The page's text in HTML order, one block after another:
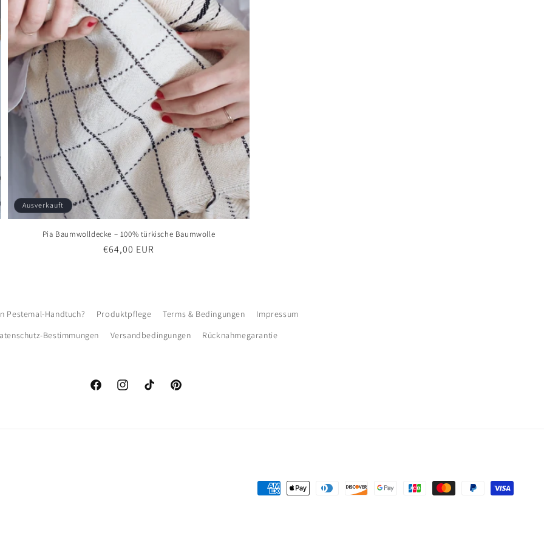
Ausverkauft
Pia Baumwolldecke – 100% türkische Baumwolle
Normaler
€64,00 EUR
Pestemal-Handtuch? Produktpflege Terms & Bedingungen
Impressum
Bestimmungen
Versandbedingungen Rücknahmegarantie
FacebookInstagramTikTok Pinterest
Zahlungsmethoden